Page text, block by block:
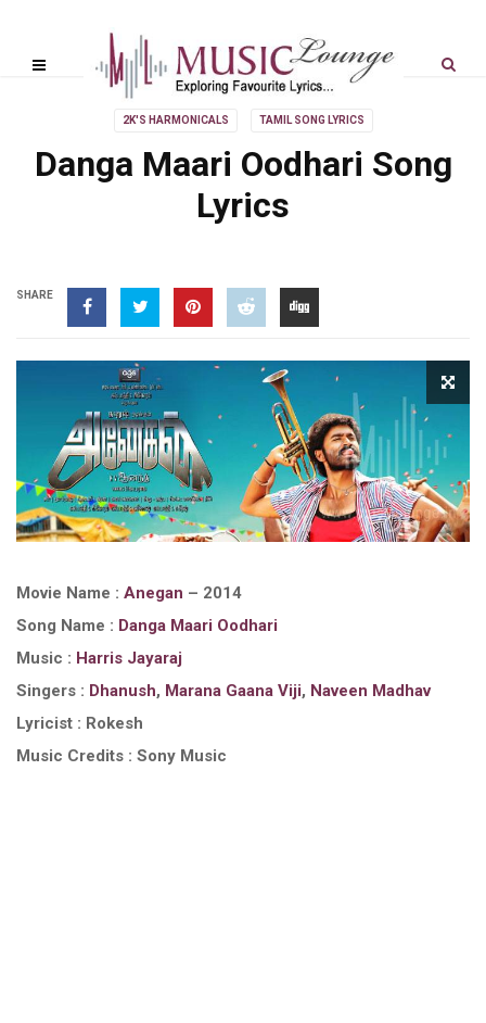
2K'S HARMONICALS TAMIL SONG LYRICS
Danga Maari Oodhari Song
Lyrics
SHARE
Movie Name : Anegan – 2014
Song Name : Danga Maari Oodhari
Music : Harris Jayaraj
Singers : Dhanush, Marana Gaana Viji, Naveen Madhav
Lyricist : Rokesh
Music Credits : Sony Music